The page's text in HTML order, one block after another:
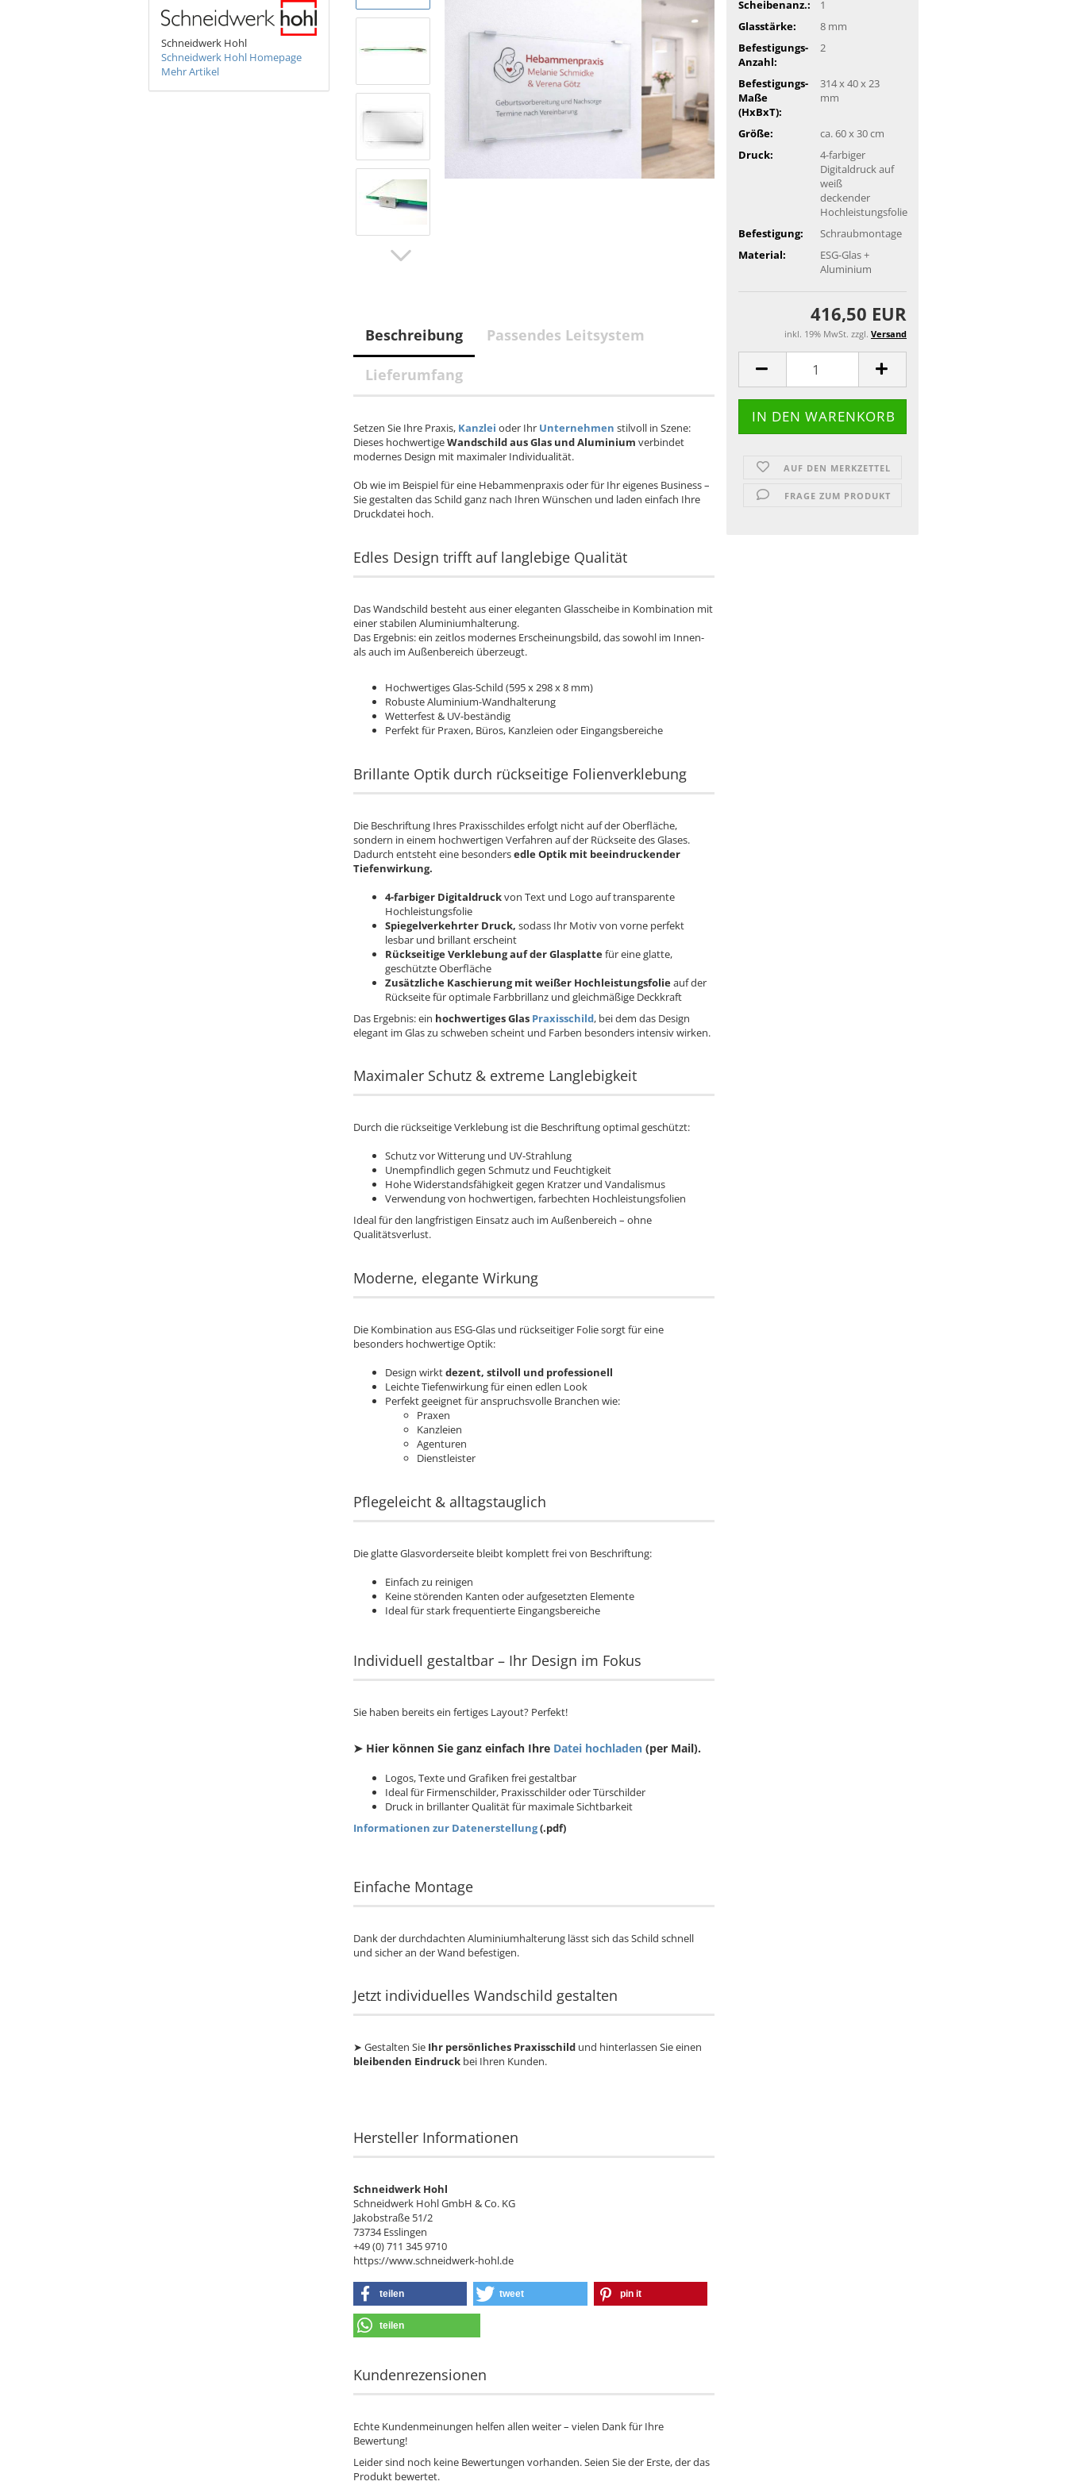
Bronzeschilder
Scheibenanz.:
1
Glasstärke:
8 mm
Befestigungs-
Anzahl:
2
Befestigungs-
Maße
(HxBxT):
314 x 40 x 23
mm
Größe:
ca. 60 x 30 cm
Druck:
4-farbiger
Digitaldruck auf
weiß
deckender
Hochleistungsfolie
Befestigung:
Schraubmontage
Material:
ESG-Glas +
Aluminium
416,50 EUR
inkl. 19% MwSt. zzgl. Versand
AUF DEN MERKZETTEL
FRAGE ZUM PRODUKT
Beschreibung Passendes Leitsystem
Lieferumfang
Setzen Sie Ihre Praxis, Kanzlei oder Ihr Unternehmen stilvoll in Szene:
Dieses hochwertigeWandschild aus Glas und Aluminium verbindet
modernes Design mit maximaler Individualität.
Ob wie im Beispiel für eine Hebammenpraxis oder für Ihr eigenes Business –
Sie gestalten das Schild ganz nach Ihren Wünschen und laden einfach Ihre
Druckdatei hoch.
Edles Design trifft auf langlebige Qualität
Das Wandschild besteht aus einer eleganten Glasscheibe in Kombination mit
einer stabilen Aluminiumhalterung.
Das Ergebnis: ein zeitlos modernes Erscheinungsbild, das sowohl im Innen-
als auch im Außenbereich überzeugt.
Hochwertiges Glas-Schild (595 x 298 x 8 mm)
Robuste Aluminium-Wandhalterung
Wetterfest & UV-beständig
Perfekt für Praxen, Büros, Kanzleien oder Eingangsbereiche
Brillante Optik durch rückseitige Folienverklebung
Die Beschriftung Ihres Praxisschildes erfolgt nicht auf der Oberfläche,
sondern in einem hochwertigen Verfahren auf der Rückseite des Glases.
Dadurch entsteht eine besondersedle Optik mit beeindruckender
Tiefenwirkung.
4-farbiger Digitaldruckvon Text und Logo auf transparente
Hochleistungsfolie
Spiegelverkehrter Druck, sodass Ihr Motiv von vorne perfekt
lesbar und brillant erscheint
Rückseitige Verklebung auf der Glasplattefür eine glatte,
geschützte Oberfläche
Zusätzliche Kaschierung mit weißer Hochleistungsfolieauf der
Rückseite für optimale Farbbrillanz und gleichmäßige Deckkraft
Das Ergebnis: ein hochwertiges Glas Praxisschild, bei dem das Design
elegant im Glas zu schweben scheint und Farben besonders intensiv wirken.
Maximaler Schutz & extreme Langlebigkeit
Durch die rückseitige Verklebung ist die Beschriftung optimal geschützt:
Schutz vor Witterung und UV-Strahlung
Unempfindlich gegen Schmutz und Feuchtigkeit
Hohe Widerstandsfähigkeit gegen Kratzer und Vandalismus
Verwendung von hochwertigen, farbechten Hochleistungsfolien
Ideal für den langfristigen Einsatz auch im Außenbereich – ohne
Qualitätsverlust.
Moderne, elegante Wirkung
Die Kombination aus ESG-Glas und rückseitiger Folie sorgt für eine
besonders hochwertige Optik:
Design wirktdezent, stilvoll und professionell
Leichte Tiefenwirkung für einen edlen Look
Perfekt geeignet für anspruchsvolle Branchen wie:
Praxen
Kanzleien
Agenturen
Dienstleister
Pflegeleicht & alltagstauglich
Die glatte Glasvorderseite bleibt komplett frei von Beschriftung:
Einfach zu reinigen
Keine störenden Kanten oder aufgesetzten Elemente
Ideal für stark frequentierte Eingangsbereiche
Individuell gestaltbar – Ihr Design im Fokus
Sie haben bereits ein fertiges Layout? Perfekt!
➤ Hier können Sie ganz einfach Ihre Datei hochladen(per Mail).
Logos, Texte und Grafiken frei gestaltbar
Ideal für Firmenschilder, Praxisschilder oder Türschilder
Druck in brillanter Qualität für maximale Sichtbarkeit
Informationen zur Datenerstellung(.pdf)
Einfache Montage
Dank der durchdachten Aluminiumhalterung lässt sich das Schild schnell
und sicher an der Wand befestigen.
Jetzt individuelles Wandschild gestalten
➤ Gestalten Sie Ihr persönliches Praxisschildund hinterlassen Sie einen
bleibenden Eindruckbei Ihren Kunden.
Hersteller Informationen
Schneidwerk Hohl
Schneidwerk Hohl GmbH & Co. KG
Jakobstraße 51/2
73734 Esslingen
+49 (0) 711 345 9710
https://www.schneidwerk-hohl.de
teilen tweet pin it
teilen
Kundenrezensionen
Echte Kundenmeinungen helfen allen weiter – vielen Dank für Ihre
Bewertung!
Leider sind noch keine Bewertungen vorhanden. Seien Sie der Erste, der das
Produkt bewertet.
Schneidwerk Hohl
Schneidwerk Hohl Homepage
Mehr Artikel